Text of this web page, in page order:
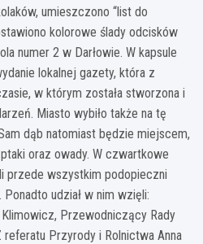
umieszczono “list do
kolorowe ślady odcisków
numer 2 w Darłowie. W kapsule
lokalnej gazety, która z
w którym została stworzona i
Miasto wybiło także na tę
dąb natomiast będzie miejscem,
oraz owady. W czwartkowe
przede wszystkim podopieczni
udział w nim wzięli:
Przewodniczący Rady
referatu Przyrody i Rolnictwa Anna